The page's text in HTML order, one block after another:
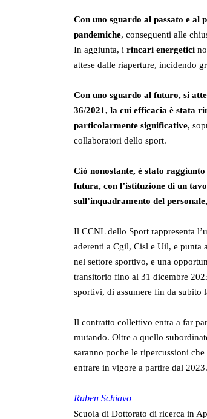
Con uno sguardo al passato e al
pandemiche, conseguenti alle
In aggiunta, i rincari energetici
attese dalle riaperture, incidendo
Con uno sguardo al futuro, si
36/2021, la cui efficacia è stata
particolarmente significative,
collaboratori dello sport.
Ciò nonostante, è stato
futura, con l’istituzione di un
sull’inquadramento del
Il CCNL dello Sport rappresenta
aderenti a Cgil, Cisl e Uil, e punta
nel settore sportivo, e una
transitorio fino al 31 dicembre
sportivi, di assumere fin da
Il contratto collettivo entra a far
mutando. Oltre a quello
saranno poche le ripercussioni
entrare in vigore a partire dal 2023.
Ruben Schiavo
Scuola di Dottorato di ricerca in